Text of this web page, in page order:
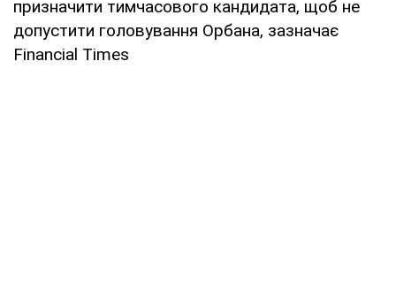
призначити тимчасового кандидата, щоб не
допустити головування Орбана, зазначає
Financial Times